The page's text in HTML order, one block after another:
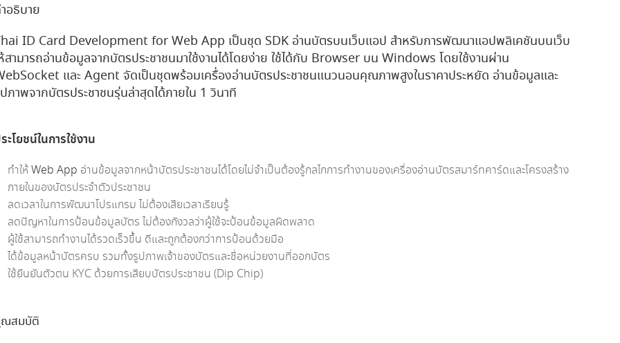
ชิ้น
อธิบาย
ID Card Development for Web App เป็นชุด SDK อ่านบัตรบนเว็บแอป สำหรับการพัฒนาแอปพลิเคชันบนเว็บ
สามารถอ่านข้อมูลจากบัตรประชาชนมาใช้งานได้โดยง่าย ใช้ได้กับ Browser บน Windows โดยใช้งานผ่าน
และ Agent จัดเป็นชุดพร้อมเครื่องอ่านบัตรประชาชนแนวนอนคุณภาพสูงในราคาประหยัด อ่านข้อมูลและ
ภาพจากบัตรประชาชนรุ่นล่าสุดได้ภายใน 1 วินาที
ะโยชน์ในการใช้งาน
ทำให้Web App อ่านข้อมูลจากหน้าบัตรประชาชนได้โดยไม่จำเป็นต้องรู้กลไกการทำงานของเครื่องอ่านบัตรสมาร์ทคาร์ดและโครงสร้าง
ภายในของบัตรประจำตัวประชาชน
ลดเวลาในการพัฒนาโปรแกรม ไม่ต้องเสียเวลาเรียนรู้
ลดปัญหาในการป้อนข้อมูลบัตร ไม่ต้องกังวลว่าผู้ใช้จะป้อนข้อมูลผิดพลาด
ผู้ใช้สามารถทำงานได้รวดเร็วขึ้น ดีและถูกต้องกว่าการป้อนด้วยมือ
ได้ข้อมูลหน้าบัตรครบ รวมทั้งรูปภาพเจ้าของบัตรและชื่อหน่วยงานที่ออกบัตร
ใช้ยืนยันตัวตน KYC ด้วยการเสียบบัตรประชาชน (Dip Chip)
สมบัติ